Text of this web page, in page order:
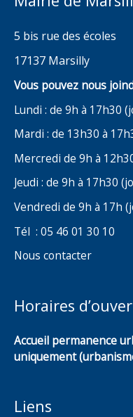
5 bis rue des écoles
17137 Marsilly
Vous pouvez nous
Lundi : de 9h à 17h30
Mardi : de 13h30 à
Mercredi de 9h à
Jeudi : de 9h à 17h30
Vendredi de 9h à 17h
Tél : 05 46 01 30 10
Nous contacter
Horaires
Accueil permanence
uniquement
Liens